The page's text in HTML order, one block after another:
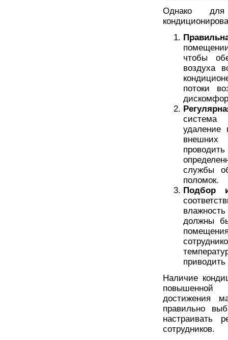
Однако
чтобы
воздуха
потоки
система
удаление
внешних
службы
поломок.
Подбор
должны
Наличие
повышенной
достижения
правильно
настраивать
сотрудников.